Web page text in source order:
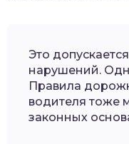
Это
нарушений.
Правила
водителя тоже
законных